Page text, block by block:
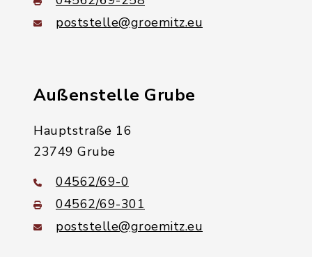
poststelle@groemitz.eu
Außenstelle Grube
Hauptstraße 16
23749 Grube
04562/69-0
04562/69-301
poststelle@groemitz.eu